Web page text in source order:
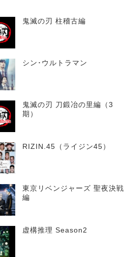
鬼滅の刃 柱稽古編
シン･ウルトラマン
鬼滅の刃 刀鍛冶の里編（3
期）
RIZIN.45（ライジン45）
東京リベンジャーズ 聖夜決戦
編
虚構推理 Season2